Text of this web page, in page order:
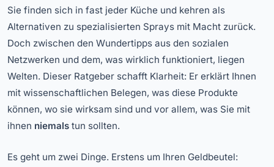
Sie finden sich in fast jeder Küche und kehren als
Alternativen zu spezialisierten Sprays mit Macht zurück.
Doch zwischen den Wundertipps aus den sozialen
Netzwerken und dem, was wirklich funktioniert, liegen
Welten. Dieser Ratgeber schafft Klarheit: Er erklärt Ihnen
mit wissenschaftlichen Belegen, was diese Produkte
können, wo sie wirksam sind und vor allem, was Sie mit
ihnen niemals tun sollten.
Es geht um zwei Dinge. Erstens um Ihren Geldbeutel: